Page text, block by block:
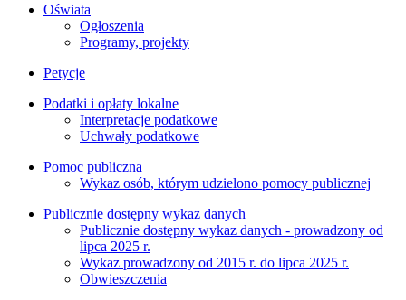
Oświata
Ogłoszenia
Programy, projekty
Petycje
Podatki i opłaty lokalne
Interpretacje podatkowe
Uchwały podatkowe
Pomoc publiczna
Wykaz osób, którym udzielono pomocy publicznej
Publicznie dostępny wykaz danych
Publicznie dostępny wykaz danych - prowadzony od
lipca 2025 r.
Wykaz prowadzony od 2015 r. do lipca 2025 r.
Obwieszczenia